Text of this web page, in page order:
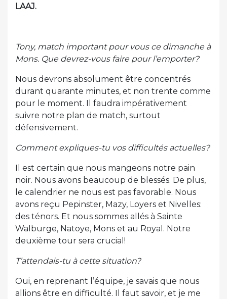
LAAJ.
Tony, match important pour vous ce dimanche à
Mons. Que devrez-vous faire pour l’emporter?
Nous devrons absolument être concentrés
durant quarante minutes, et non trente comme
pour le moment. Il faudra impérativement
suivre notre plan de match, surtout
défensivement.
Comment expliques-tu vos difficultés actuelles?
Il est certain que nous mangeons notre pain
noir. Nous avons beaucoup de blessés. De plus,
le calendrier ne nous est pas favorable. Nous
avons reçu Pepinster, Mazy, Loyers et Nivelles:
des ténors. Et nous sommes allés à Sainte
Walburge, Natoye, Mons et au Royal. Notre
deuxième tour sera crucial!
T’attendais-tu à cette situation?
Oui, en reprenant l’équipe, je savais que nous
allions être en difficulté. Il faut savoir, et je me